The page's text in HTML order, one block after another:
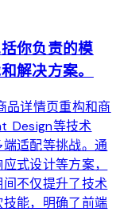
你负责的模
解决方案。
品详情页重构和商
Design等技术
适配等挑战。通
式设计等方案，
不仅提升了技术
能，明确了前端